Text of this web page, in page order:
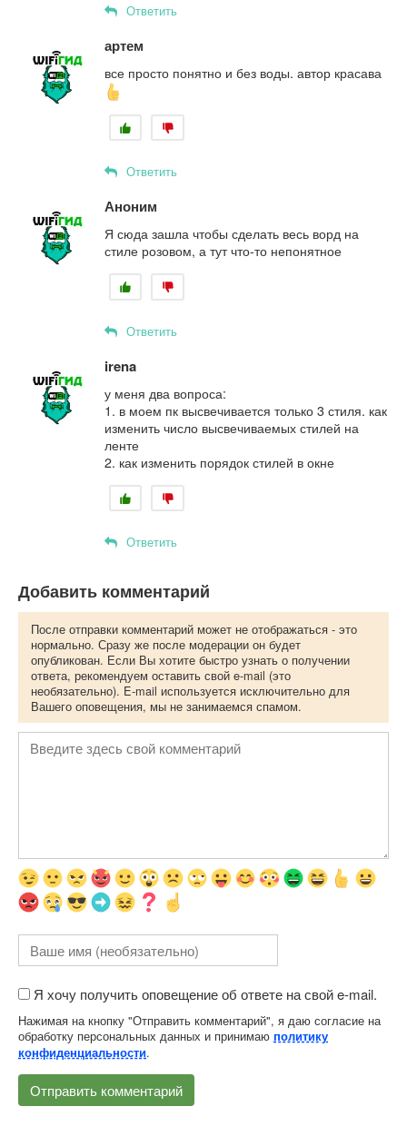
Ответить
артем
все просто понятно и без воды. автор красава
Ответить
Аноним
Я сюда зашла чтобы сделать весь ворд на
стиле розовом, а тут что-то непонятное
Ответить
irena
у меня два вопроса:
1. в моем пк высвечивается только 3 стиля. как
изменить число высвечиваемых стилей на
ленте
2. как изменить порядок стилей в окне
Ответить
Добавить комментарий
После отправки комментарий может не отображаться - это
нормально. Сразу же после модерации он будет
опубликован. Если Вы хотите быстро узнать о получении
ответа, рекомендуем оставить свой e-mail (это
необязательно). E-mail используется исключительно для
Вашего оповещения, мы не занимаемся спамом.
Я хочу получить оповещение об ответе на свой e-mail.
Нажимая на кнопку "Отправить комментарий", я даю согласие на
обработку персональных данных и принимаю политику
конфиденциальности.